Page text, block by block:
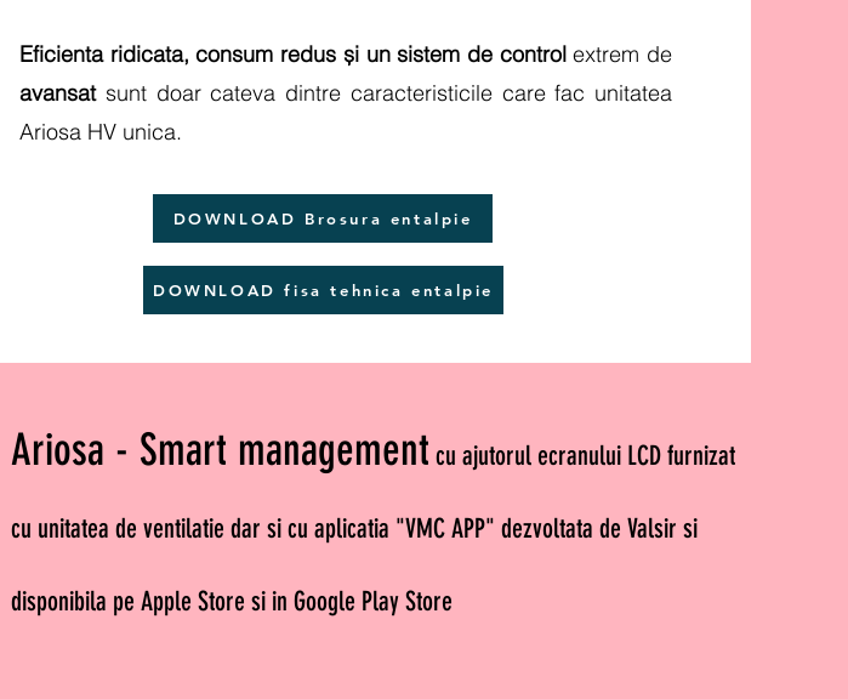
Eficienta ridicata, consum redus și un sistem de controlextrem de
avansatsunt doar cateva dintre caracteristicile care fac unitatea
Ariosa HV unica.
DOWNLOAD Brosura entalpie
DOWNLOAD fisa tehnica entalpie
Ariosa - Smart management cu ajutorul ecranului LCD furnizat
cu unitatea de ventilatie dar si cu aplicatia "VMC APP" dezvoltata de Valsir si
disponibila pe Apple Store si in Google Play Store